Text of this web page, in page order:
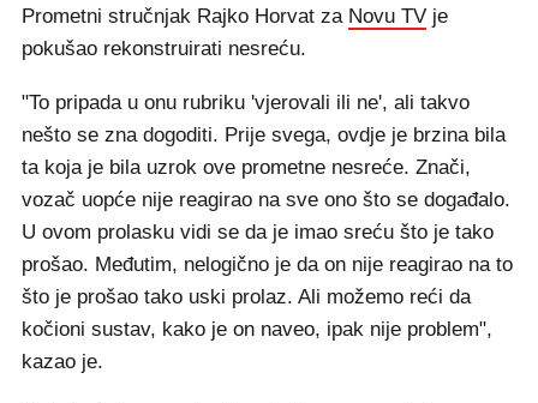
Prometni stručnjak Rajko Horvat za Novu TV je
pokušao rekonstruirati nesreću.
"To pripada u onu rubriku 'vjerovali ili ne', ali takvo
nešto se zna dogoditi. Prije svega, ovdje je brzina bila
ta koja je bila uzrok ove prometne nesreće. Znači,
vozač uopće nije reagirao na sve ono što se događalo.
U ovom prolasku vidi se da je imao sreću što je tako
prošao. Međutim, nelogično je da on nije reagirao na to
što je prošao tako uski prolaz. Ali možemo reći da
kočioni sustav, kako je on naveo, ipak nije problem",
kazao je.